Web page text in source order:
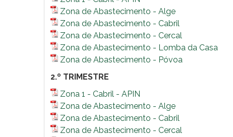
Zona de Abastecimento - Alge
Zona de Abastecimento - Cabril
Zona de Abastecimento - Cercal
Zona de Abastecimento - Lomba da Casa
Zona de Abastecimento - Póvoa
2.º TRIMESTRE
Zona 1 - Cabril - APIN
Zona de Abastecimento - Alge
Zona de Abastecimento - Cabril
Zona de Abastecimento - Cercal